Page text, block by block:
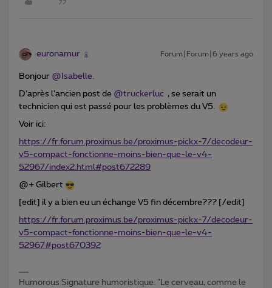
euronamur Forum|Forum|6 years ago
Bonjour @Isabelle.
D’après l’ancien post de @truckerluc , se serait un
technicien qui est passé pour les problèmes du V5.
Voir ici:
https://fr.forum.proximus.be/proximus-pickx-7/decodeur-
v5-compact-fonctionne-moins-bien-que-le-v4-
52967/index2.html#post672289
@+ Gilbert
[edit] il y a bien eu un échange V5 fin décembre??? [/edit]
https://fr.forum.proximus.be/proximus-pickx-7/decodeur-
v5-compact-fonctionne-moins-bien-que-le-v4-
52967#post670392
Humorous Signature humoristique. "Le cerveau, comme le